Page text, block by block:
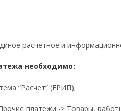
расчетное и
необходимо:
“Расчет” (ЕРИП);
платежи -> Товары,